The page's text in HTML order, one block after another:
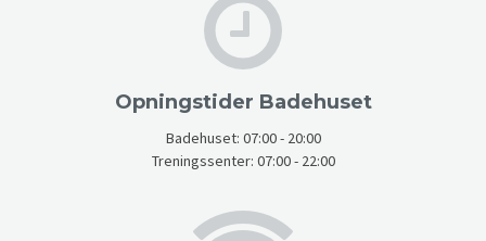
Opningstider Badehuset
Badehuset: 07:00 - 20:00
Treningssenter: 07:00 - 22:00